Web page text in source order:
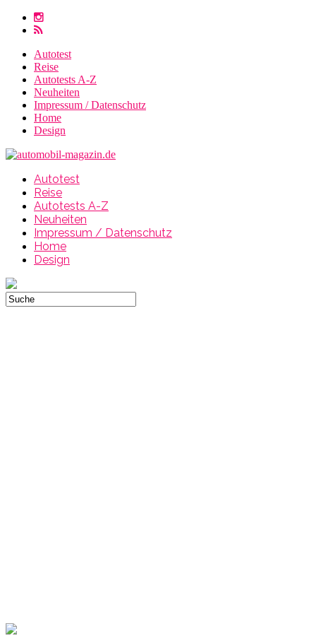
Autotest
Reise
Autotests A-Z
Neuheiten
Impressum / Datenschutz
Home
Design
Autotest
Reise
Autotests A-Z
Neuheiten
Impressum / Datenschutz
Home
Design